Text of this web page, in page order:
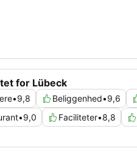
for Lübeck
•9,8 Beliggenhed•9,6
•9,0 Faciliteter•8,8